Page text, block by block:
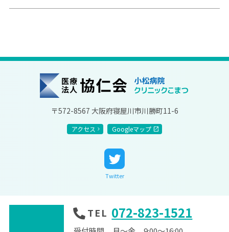
〒572-8567 大阪府寝屋川市川勝町11-6
アクセス Googleマップ
Twitter
TEL 072-823-1521